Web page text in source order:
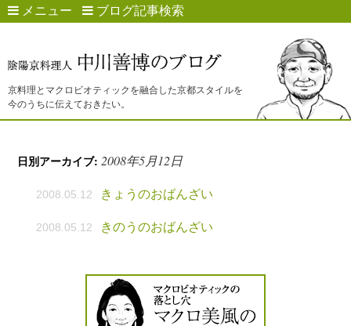
メニュー ブログ記事検索
京料理とマクロビオティックを融合した京都スタイルを
今のうちに伝えておきたい。
日別アーカイブ:2008年5月12日
2008.05.12 きょうのおばんざい
2008.05.12 きのうのおばんざい